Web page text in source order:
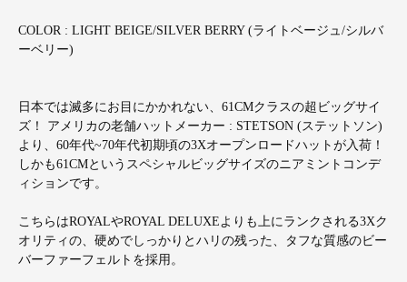
COLOR : LIGHT BEIGE/SILVER BERRY (ライトベージュ/シルバ
ーベリー)
日本では滅多にお目にかかれない、61CMクラスの超ビッグサイ
ズ！ アメリカの老舗ハットメーカー : STETSON (ステットソン)
より、60年代~70年代初期頃の3Xオープンロードハットが入荷！
しかも61CMというスペシャルビッグサイズのニアミントコンデ
ィションです。
こちらはROYALやROYAL DELUXEよりも上にランクされる3Xク
オリティの、硬めでしっかりとハリの残った、タフな質感のビー
バーファーフェルトを採用。